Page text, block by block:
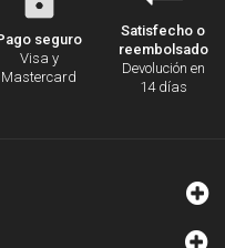
seguro
Visa y
Mastercard
Satisfecho o
reembolsado
Devolución en
14 días